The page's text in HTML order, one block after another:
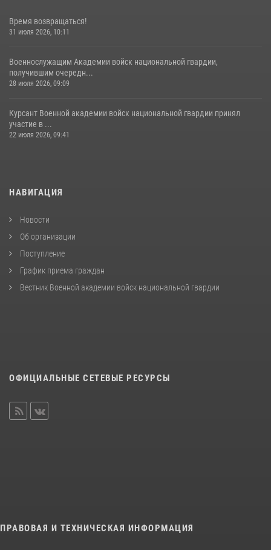
Время возвращаться!
31 июля 2026, 10:11
Военнослужащим Академии войск национальной гвардии,
получившим очередн...
28 июля 2026, 09:09
Курсант Военной академии войск национальной гвардии принял
участие в ...
22 июля 2026, 09:41
НАВИГАЦИЯ
Новости
Об организации
Поступление
График приема граждан
Вестник Военной академии войск национальной гвардии
ОФИЦИАЛЬНЫЕ СЕТЕВЫЕ РЕСУРСЫ
ПРАВОВАЯ И ТЕХНИЧЕСКАЯ ИНФОРМАЦИЯ